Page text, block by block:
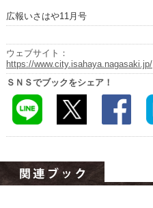
広報いさはや11月号
ウェブサイト：
https://www.city.isahaya.nagasaki.jp/
ＳＮＳでブックをシェア！
明治日本の産業革命遺産
関連遺産
大学・専門学校ナビ
ハイスクールナビ
小・中学校ナビ
いきebooks